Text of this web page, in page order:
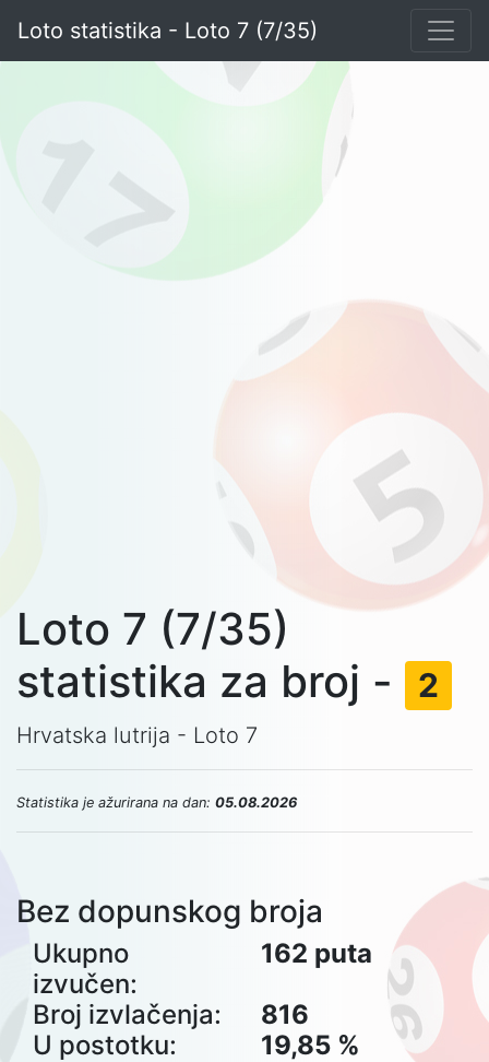
Loto statistika - Loto 7 (7/35)
Loto 7 (7/35)
statistika za broj -
2
Hrvatska lutrija - Loto 7
Statistika je ažurirana na dan: 05.08.2026
Bez dopunskog broja
Ukupno
izvučen:
162 puta
Broj izvlačenja:
816
U postotku:
19,85 %